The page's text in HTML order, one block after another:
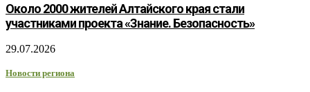
Около 2000 жителей Алтайского края стали
участниками проекта «Знание. Безопасность»
29.07.2026
Новости региона